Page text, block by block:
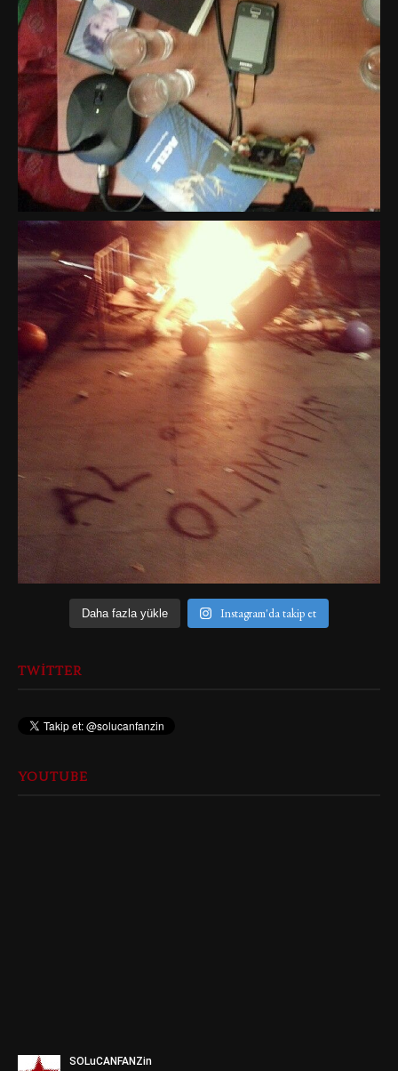
Daha fazla yükle Instagram'da takip et
TWITTER
YOUTUBE